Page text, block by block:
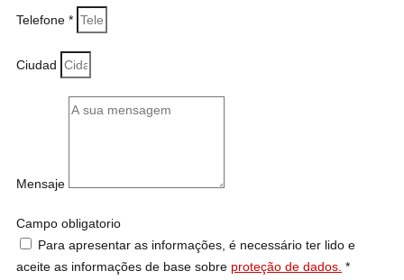
Telefone *
Ciudad
Mensaje
Campo obligatorio
Para apresentar as informações, é necessário ter lido e
aceite as informações de base sobre proteção de dados. *